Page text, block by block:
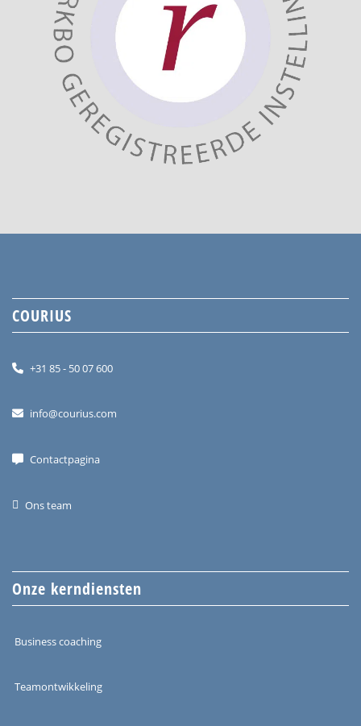
COURIUS
+31 85 - 50 07 600
info@courius.com
Contactpagina
Ons team
Onze kerndiensten
Business coaching
Teamontwikkeling